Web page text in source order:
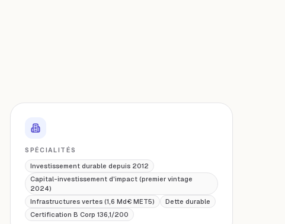
SPÉCIALITÉS
Investissement durable depuis 2012
Capital-investissement d'impact (premier vintage
2024)
Infrastructures vertes (1,6 Md€ MET5)
Dette durable
Certification B Corp 136,1/200